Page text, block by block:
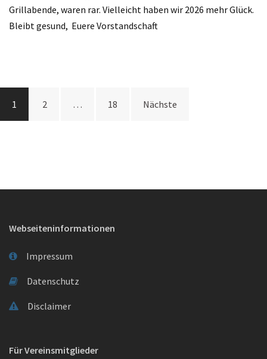
Grillabende, waren rar. Vielleicht haben wir 2026 mehr Glück.
Bleibt gesund, Euere Vorstandschaft
Beitrags-
Navigation
1 2 … 18 Nächste
Webseiteninformationen
Impressum
Datenschutz
Disclaimer
Für Vereinsmitglieder